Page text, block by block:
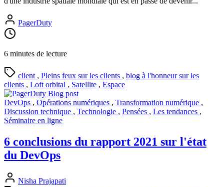
PagerDuty
6 minutes de lecture
client , Pleins feux sur les clients , blog à l'honneur sur les
clients , Loft orbital , Satellite , Espace
DevOps , Opérations numériques , Transformation numérique ,
Discussion technique , Technologie , Pensées , Les tendances ,
Séminaire en ligne
6 conclusions du rapport 2021 sur l'état
du DevOps
Nisha Prajapati